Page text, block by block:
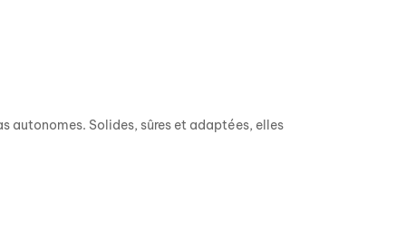
autonomes. Solides, sûres et adaptées, elles